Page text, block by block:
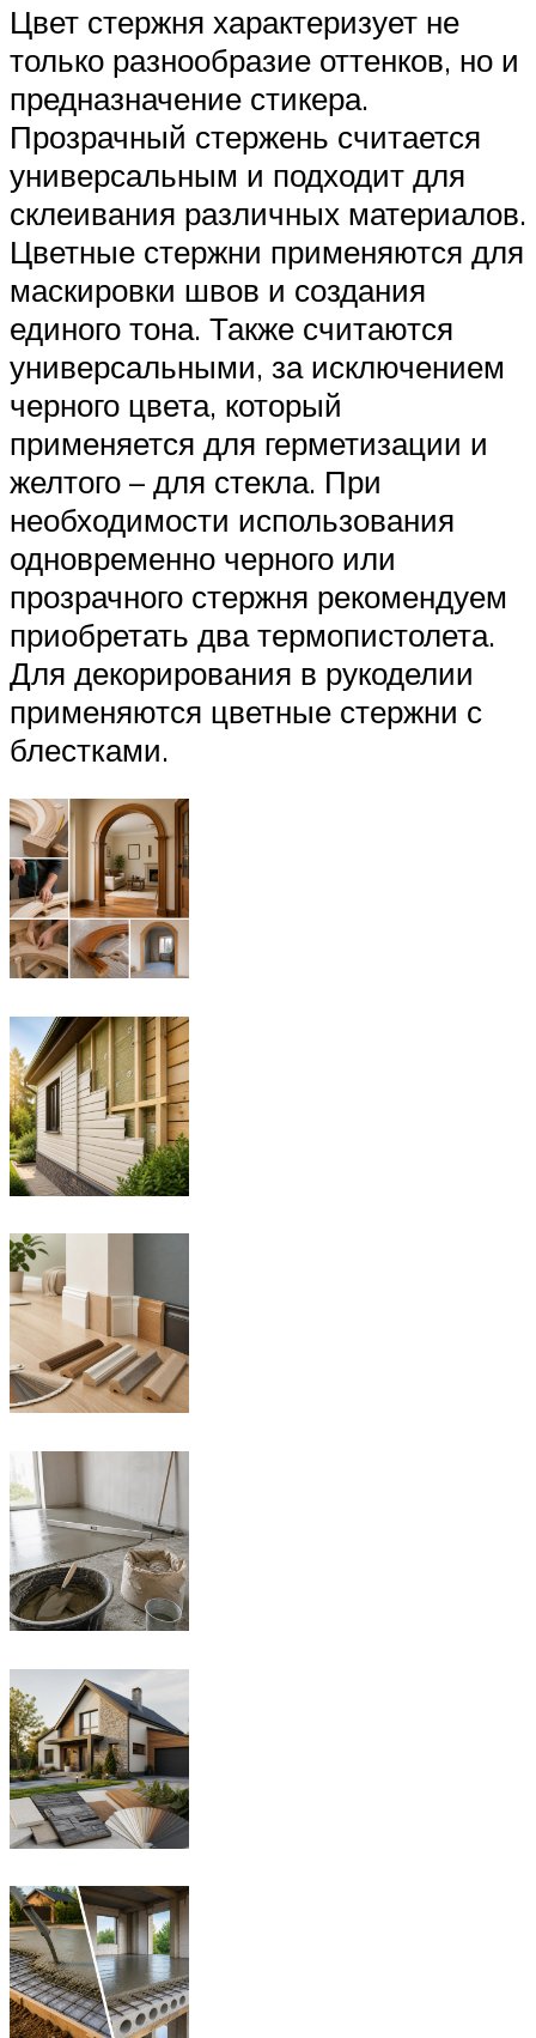
Цвет стержня характеризует не
только разнообразие оттенков, но и
предназначение стикера.
Прозрачный стержень считается
универсальным и подходит для
склеивания различных материалов.
Цветные стержни применяются для
маскировки швов и создания
единого тона. Также считаются
универсальными, за исключением
черного цвета, который
применяется для герметизации и
желтого – для стекла. При
необходимости использования
одновременно черного или
прозрачного стержня рекомендуем
приобретать два термопистолета.
Для декорирования в рукоделии
применяются цветные стержни с
блестками.